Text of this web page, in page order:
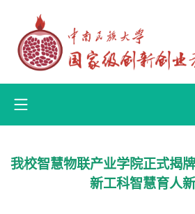
我校智慧物联产业学院正式揭
新工科智慧育人